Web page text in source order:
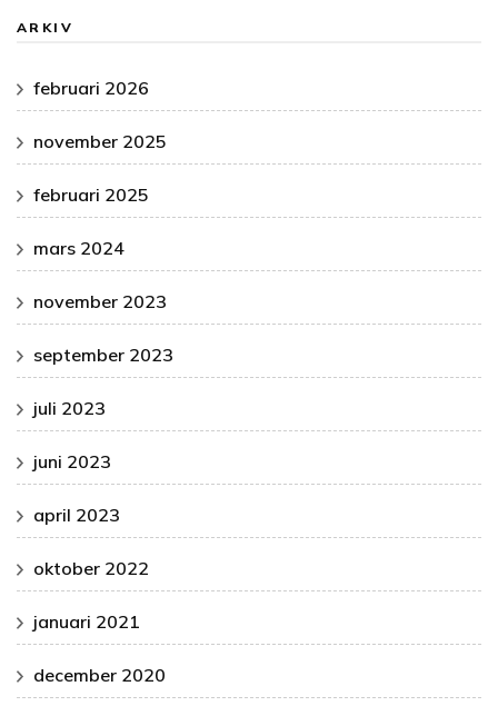
ARKIV
februari 2026
november 2025
februari 2025
mars 2024
november 2023
september 2023
juli 2023
juni 2023
april 2023
oktober 2022
januari 2021
december 2020